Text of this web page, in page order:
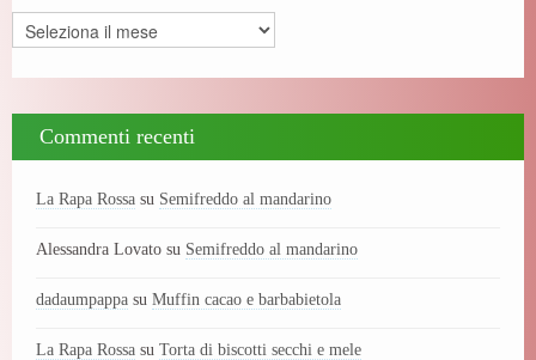
Archivi
Commenti recenti
La Rapa Rossa su Semifreddo al mandarino
Alessandra Lovato su Semifreddo al mandarino
dadaumpappa su Muffin cacao e barbabietola
La Rapa Rossa su Torta di biscotti secchi e mele